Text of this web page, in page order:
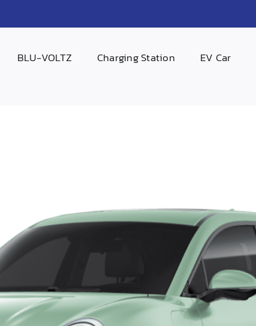
BLU-VOLTZ Charging Station EV Car